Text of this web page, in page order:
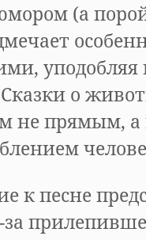
(а
уподобляя
о
не прямым, а
к песне